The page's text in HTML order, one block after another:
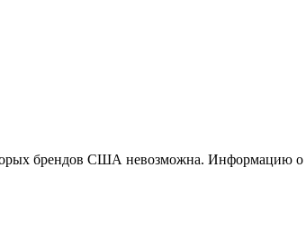
брендов США невозможна. Информацию о